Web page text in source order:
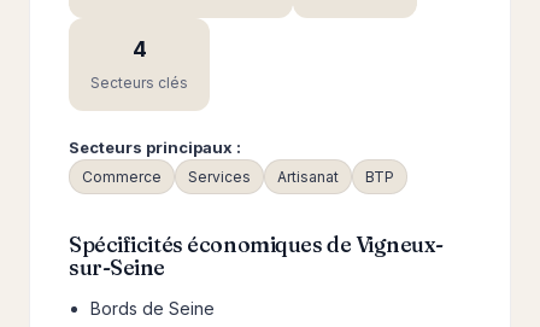
4
Secteurs clés
Secteurs principaux :
Commerce Services Artisanat BTP
Spécificités économiques de Vigneux-
sur-Seine
Bords de Seine